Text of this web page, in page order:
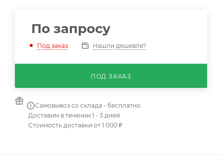
По запросу
Под заказ Нашли дешевле?
ПОД ЗАКАЗ
Самовывоз со склада - бесплатно
Доставим в течении 1 - 3 дней
Стоимость доставки от 1 000 ₽